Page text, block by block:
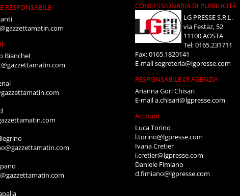
RESPONSABILE
Bianchet
CONCESSIONARIA DI PUBBLICITÀ
LG PRESSE S.R.L.
via Festaz, 52
11100 AOSTA
Tel: 0165.231711
Fax: 0165.1820141
E-mailsegreteria@lgpresse.com
RESPONSABILE DI AGENZIA
Arianna Gori Chisari
E-maila.chisari@lgpresse.com
Account
Luca Torino
l.torino@lgpresse.com
Ivana Cretier
i.cretier@lgpresse.com
Daniele Fimiano
d.fimiano@lgpresse.com